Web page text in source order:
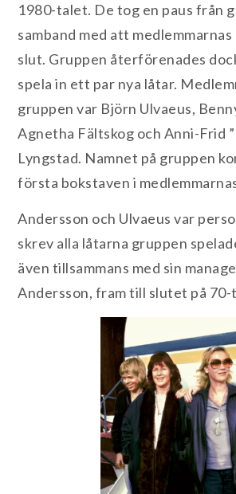
1980-talet. De tog en paus från
samband med att
slut. Gruppen återförenades
spela in ett par nya låtar.
gruppen var Björn Ulvaeus,
Agnetha Fältskog och Anni-Frid
Lyngstad. Namnet på gruppen
första bokstaven i
Andersson och Ulvaeus var
skrev alla låtarna gruppen
även tillsammans med sin
Andersson, fram till slutet på